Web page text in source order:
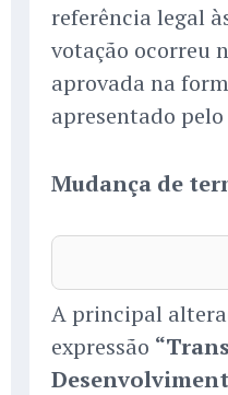
referência legal
votação ocorreu
aprovada na
apresentado
Mudança de
A principal
expressão